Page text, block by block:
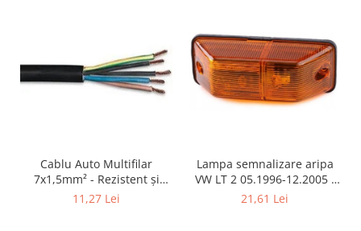
Cablu Auto Multifilar
7x1,5mm² - Rezistent și
Flexibil pentru Remorci 12V-
11,27 Lei
Lampa semnalizare aripa
VW LT 2 05.1996-12.2005 ;
Mercedes Sprinter 1995-
21,61 Lei